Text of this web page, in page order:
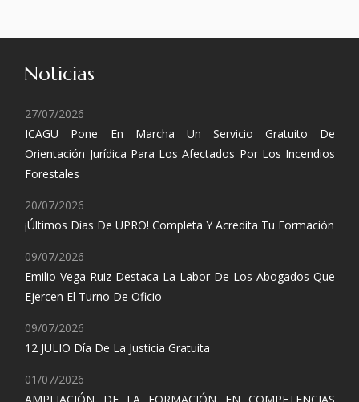
Noticias
27/07/2026
ICAGU Pone En Marcha Un Servicio Gratuito De
Orientación Jurídica Para Los Afectados Por Los Incendios
Forestales
20/07/2026
¡Últimos Días De UPRO! Completa Y Acredita Tu Formación
09/07/2026
Emilio Vega Ruiz Destaca La Labor De Los Abogados Que
Ejercen El Turno De Oficio
09/07/2026
12 JULIO Día De La Justicia Gratuita
01/07/2026